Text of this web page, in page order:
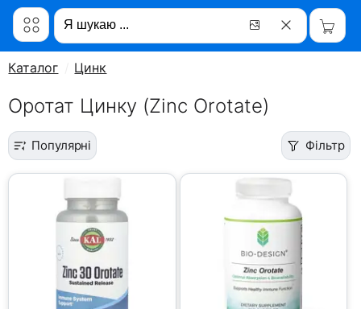
Каталог Цинк
Оротат Цинку (Zinc Orotate)
Популярні Фільтр